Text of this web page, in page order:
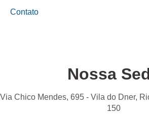
Contato
Nossa
Via Chico Mendes, 695 - Vila do Dner,
150